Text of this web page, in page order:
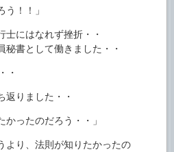
う！！」
士にはなれず挫折・・
秘書として働きました・・
・
返りました・・
かったのだろう・・」
より、法則が知りたかったの